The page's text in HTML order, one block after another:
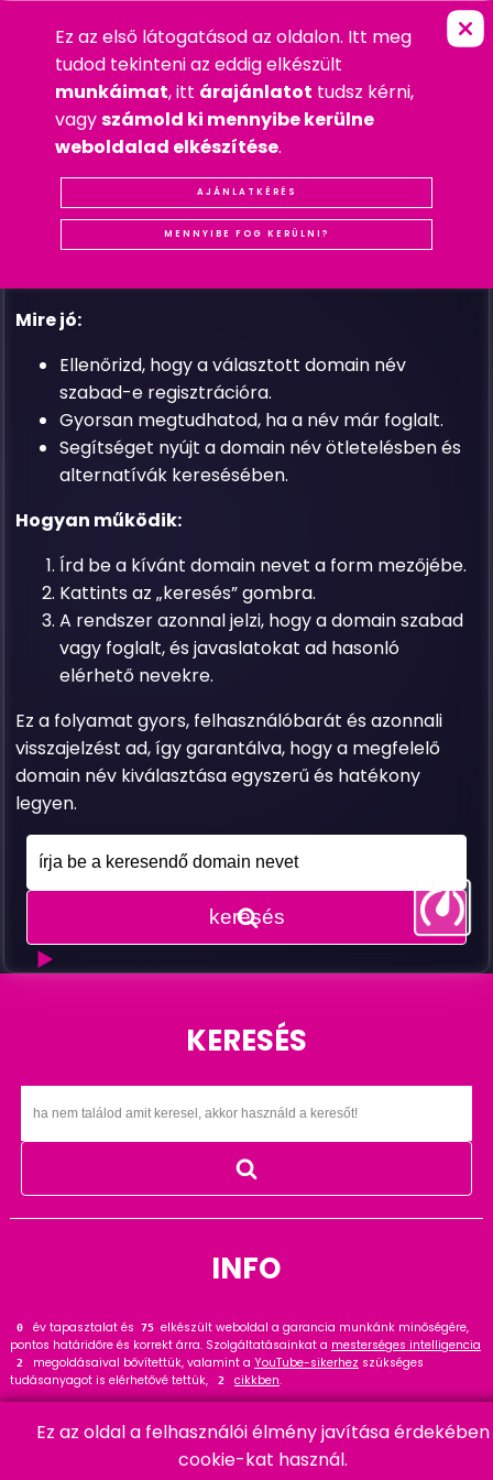
OMAIN NÉV ELLEN Z S
FŐOLDAL DOMAIN ÉS TÁRHELY
Ez a szolgáltatás lehetővé teszi, hogy gyorsan és
név. Ideális kezdő vállalkozások, webfejlesztők és
kreatív projektek számára, akik szeretnének
biztosítani egy egyedi és könnyen megjegyezhető
Mire jó:
Ellenőrizd, hogy a választott domain név
szabad-e regisztrációra.
Gyorsan megtudhatod, ha a név már foglalt.
Segítséget nyújt a domain név ötletelésben és
alternatívák keresésében.
Hogyan működik:
Írd be a kívánt domain nevet a form mezőjébe.
Kattints az „keresés” gombra.
A rendszer azonnal jelzi, hogy a domain szabad
vagy foglalt, és javaslatokat ad hasonló
elérhető nevekre.
Ez a folyamat gyors, felhasználóbarát és azonnali
visszajelzést ad, így garantálva, hogy a megfelelő
domain név kiválasztása egyszerű és hatékony
legyen.
keresés
KERESÉS
INFO
0 év tapasztalat és 82 elkészült weboldal a garancia munkánk minőségére,
pontos határidőre és korrekt árra. Szolgáltatásainkat a mesterséges intelligencia
2 megoldásaival bővítettük, valamint a YouTube-sikerhez szükséges
tudásanyagot is elérhetővé tettük,
2 cikkben.
szakértőként ajánlom a 15 cikket és bővítményt.
Ez az oldal a felhasználói élmény javítása érdekében
cookie-kat használ.
Ez az első látogatásod az oldalon. Itt meg
tudod tekinteni az eddig elkészült
munkáimat, itt árajánlatot tudsz kérni,
vagyszámold ki mennyibe kerülne
weboldalad elkészítése.
AJÁNLATKÉRÉS
MENNYIBE FOG KERÜLNI?